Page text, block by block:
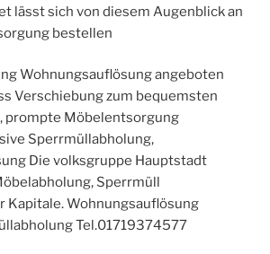
lässt sich von diesem Augenblick an
bestellen
Wohnungsauflösung angeboten
Verschiebung zum bequemsten
prompte Möbelentsorgung
Sperrmüllabholung,
Die volksgruppe Hauptstadt
Sperrmüll
Kapitale. Wohnungsauflösung
Tel.01719374577